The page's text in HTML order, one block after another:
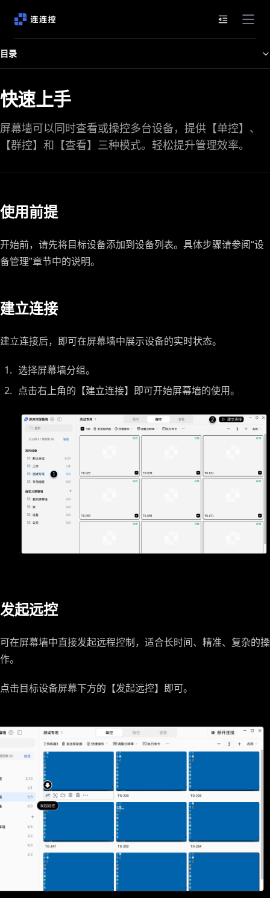
文档目录
目录
快速上手
屏幕墙可以同时查看或操控多台设备，提供【单控】、
【群控】和【查看】三种模式。轻松提升管理效率。
使用前提
开始前，请先将目标设备添加到设备列表。具体步骤请参阅“设
备管理”章节中的说明。
建立连接
建立连接后，即可在屏幕墙中展示设备的实时状态。
选择屏幕墙分组。
点击右上角的【建立连接】即可开始屏幕墙的使用。
发起远控
可在屏幕墙中直接发起远程控制，适合长时间、精准、复杂的操
作。
点击目标设备屏幕下方的【发起远控】即可。